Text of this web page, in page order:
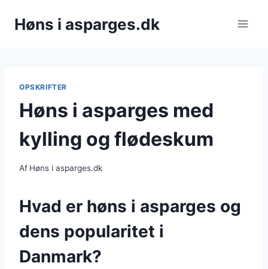
Høns i asparges.dk
OPSKRIFTER
Høns i asparges med
kylling og flødeskum
Af Høns i asparges.dk
Hvad er høns i asparges og
dens popularitet i
Danmark?